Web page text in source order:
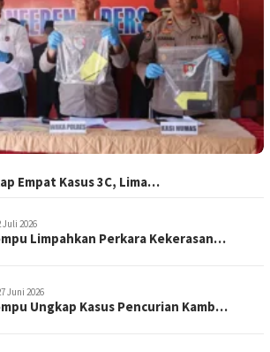
Empat Kasus 3C, Lima…
Juli 2026
Limpahkan Perkara Kekerasan…
Juni 2026
Ungkap Kasus Pencurian Kamb…